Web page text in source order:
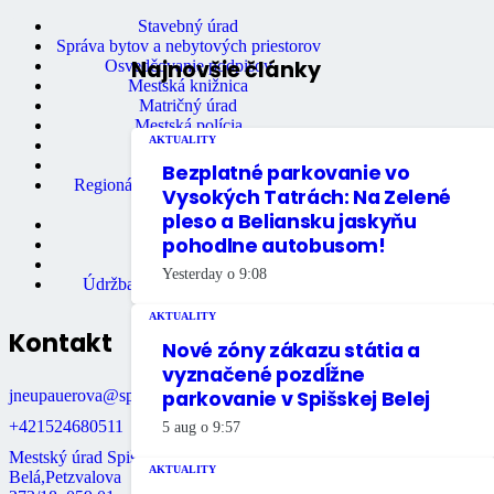
Najnovšie články
AKTUALITY
Bezplatné parkovanie vo
Vysokých Tatrách: Na Zelené
pleso a Beliansku jaskyňu
pohodlne autobusom!
Yesterday o 9:08
AKTUALITY
Nové zóny zákazu státia a
vyznačené pozdĺžne
parkovanie v Spišskej Belej
5 aug o 9:57
AKTUALITY
Stavebný úrad
Správa bytov a nebytových priestorov
Osvedčovanie podpisov
Mestská knižnica
Matričný úrad
Mestská polícia
Miestne dane
Primátor mesta
Regionálne turistické informačné
centrum
Rozpočet mesta
Školstvo
Údržba bytov
Údržba nebytových priestorov
Kontakt
jneupauerova@spisskabela.sk
+421524680511
Mestský úrad Spišská
Belá,Petzvalova